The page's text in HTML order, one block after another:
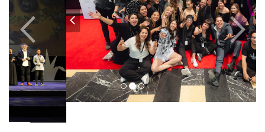
Tras nueve días de actividades y más de 22 mil